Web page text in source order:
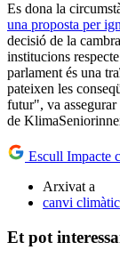
Es dona la
una proposta per
decisió de la
institucions
parlament és una
pateixen les
futur", va
de
Escull Impacte
Arxivat a
canvi climàtic
Et pot